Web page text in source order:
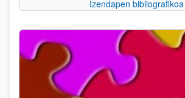
Izendapen bibliografikoa